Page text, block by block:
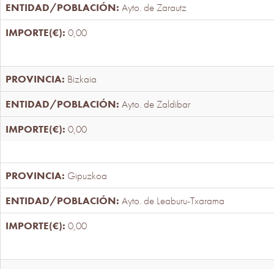
Ayto. de Zarautz
0,00
Bizkaia
Ayto. de Zaldibar
0,00
Gipuzkoa
Ayto. de Leaburu-Txarama
0,00